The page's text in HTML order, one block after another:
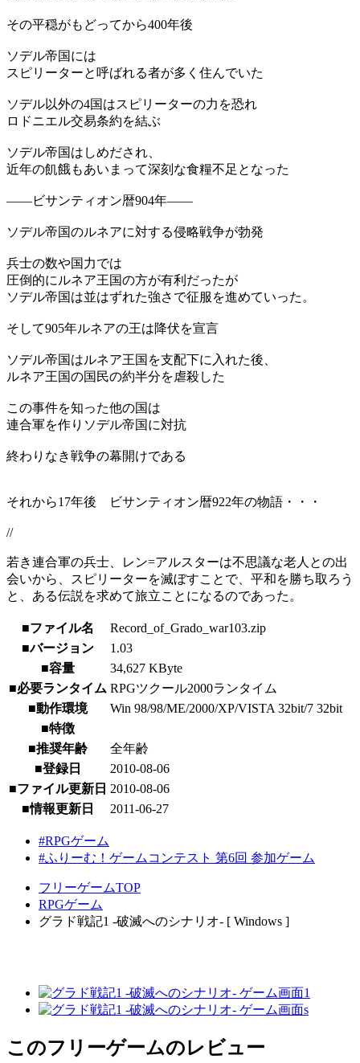
その平穏がもどってから400年後
ソデル帝国には
スピリーターと呼ばれる者が多く住んでいた
ソデル以外の4国はスピリーターの力を恐れ
ロドニエル交易条約を結ぶ
ソデル帝国はしめだされ、
近年の飢餓もあいまって深刻な食糧不足となった
――ビサンティオン暦904年――
ソデル帝国のルネアに対する侵略戦争が勃発
兵士の数や国力では
圧倒的にルネア王国の方が有利だったが
ソデル帝国は並はずれた強さで征服を進めていった。
そして905年ルネアの王は降伏を宣言
ソデル帝国はルネア王国を支配下に入れた後、
ルネア王国の国民の約半分を虐殺した
この事件を知った他の国は
連合軍を作りソデル帝国に対抗
終わりなき戦争の幕開けである
それから17年後 ビサンティオン暦922年の物語・・・
//
若き連合軍の兵士、レン=アルスターは不思議な老人との出
会いから、スピリーターを滅ぼすことで、平和を勝ち取ろう
と、ある伝説を求めて旅立ことになるのであった。
■ファイル名
Record_of_Grado_war103.zip
■バージョン
1.03
■容量
34,627 KByte
■必要ランタイム RPGツクール2000ランタイム
■動作環境
Win 98/98/ME/2000/XP/VISTA 32bit/7 32bit
■特徴
■推奨年齢
全年齢
■登録日
2010-08-06
■ファイル更新日 2010-08-06
■情報更新日
2011-06-27
#RPGゲーム
#ふりーむ！ゲームコンテスト 第6回 参加ゲーム
フリーゲームTOP
RPGゲーム
グラド戦記1 -破滅へのシナリオ- [ Windows ]
このフリーゲームのレビュー